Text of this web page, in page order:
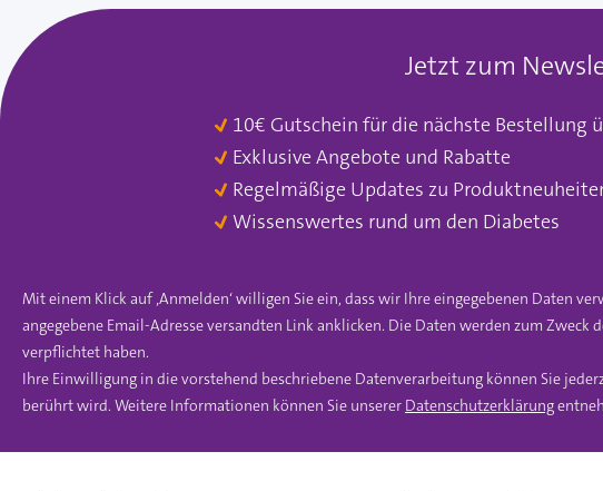
Jetzt zum
10€ Gutschein für die nächste Bestellung
Exklusive Angebote und Rabatte
Regelmäßige Updates zu
Wissenswertes rund um den Diabetes
Mit einem Klick auf ‚Anmelden‘ willigen Sie ein, dass wir Ihre eingegebenen Daten
angegebene Email-Adresse versandten Link anklicken. Die Daten werden zum
verpflichtet haben.
Ihre Einwilligung in die vorstehend beschriebene Datenverarbeitung können Sie
berührt wird. Weitere Informationen können Sie unserer Datenschutzerklärung